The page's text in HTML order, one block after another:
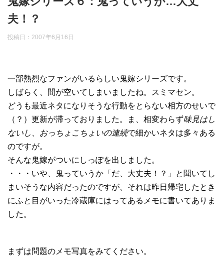
夫！？
投稿日： 2007年6月16日
一部熱烈なファンがいるらしい鬼嫁シリーズです。
しばらく、間が空いてしまいましたね。スミマセン。
どうも最近ネタになりそうな行動をとらない相方のせいで
（？）更新が滞っておりました。ま、相変わらず味見はし
ないし
おっちょこちょいの連続で細かいネタは多々ある
のですが。
そんな鬼嫁がついにしっぽを出しました。
・・・いや、鬼っていうか「だ、大丈夫！？」と聞いてし
まいそうな内容だったのですが、それは昨日帰宅したとき
にふと目がいった冷蔵庫にはってあるメモに書いてありま
した。
まずは問題のメモ写真をみてください。